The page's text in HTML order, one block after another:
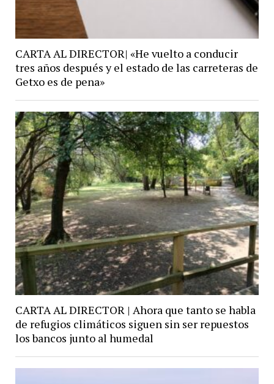
CARTA AL DIRECTOR| «He vuelto a conducir
tres años después y el estado de las carreteras de
Getxo es de pena»
CARTA AL DIRECTOR | Ahora que tanto se habla
de refugios climáticos siguen sin ser repuestos
los bancos junto al humedal